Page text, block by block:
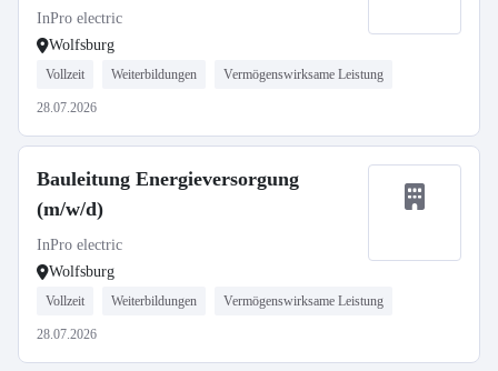
InPro electric
Wolfsburg
Vollzeit Weiterbildungen Vermögenswirksame Leistung
28.07.2026
Bauleitung Energieversorgung
(m/w/d)
InPro electric
Wolfsburg
Vollzeit Weiterbildungen Vermögenswirksame Leistung
28.07.2026